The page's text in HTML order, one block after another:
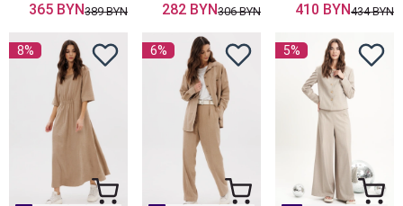
365 BYN389 BYN 282 BYN306 BYN 410 BYN434 BYN
8% 6% 5%